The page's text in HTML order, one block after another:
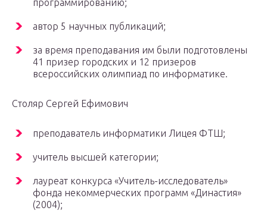
программированию;
автор 5 научных публикаций;
за время преподавания им были подготовлены
41 призер городских и 12 призеров
всероссийских олимпиад по информатике.
Столяр Сергей Ефимович
преподаватель информатики Лицея ФТШ;
учитель высшей категории;
лауреат конкурса «Учитель-исследователь»
фонда некоммерческих программ «Династия»
(2004);